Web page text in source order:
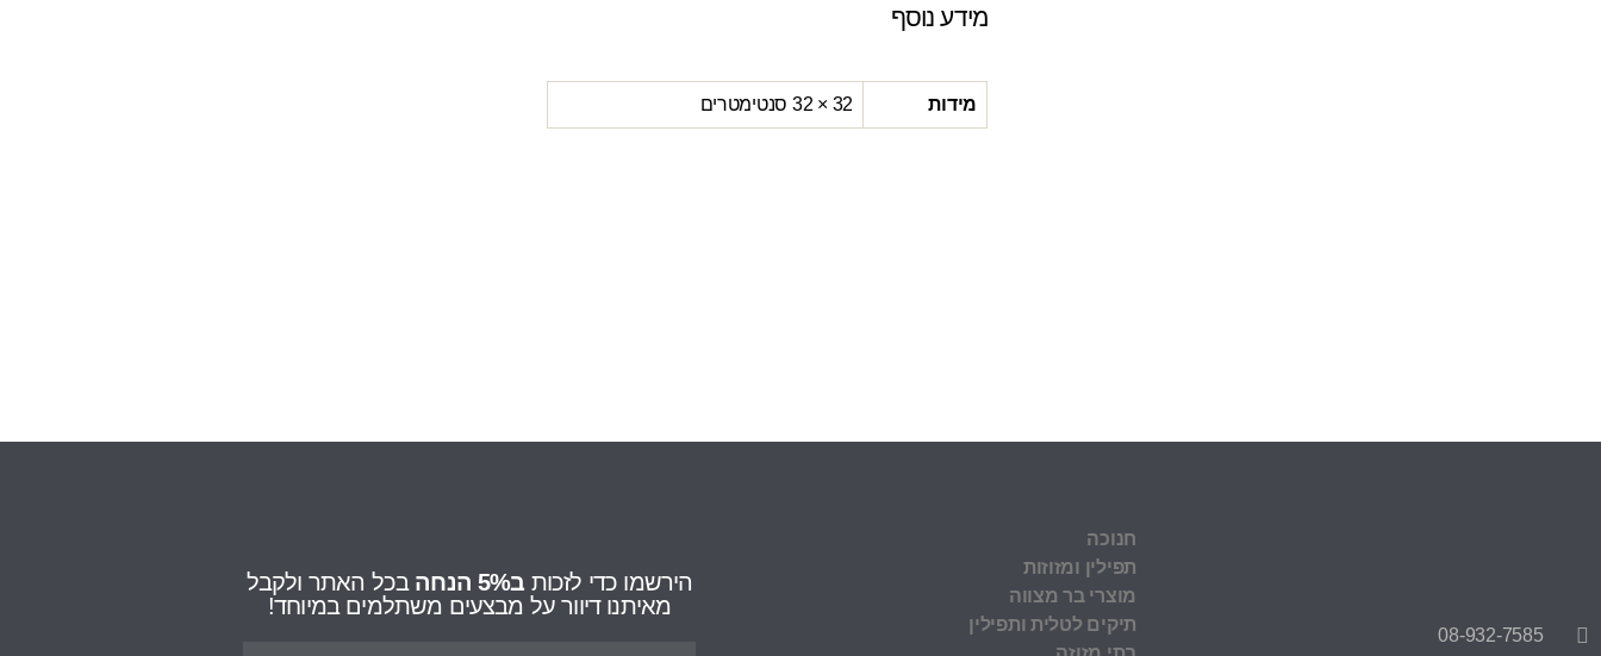
מידע נוסף
מידות 32 × 32 סנטימטרים
08-932-7585
חנוכה
תפילין ומזוזות
מוצרי בר מצווה
תיקים לטלית ותפילין
הירשמו כדי לזכות ב5% הנחה
בכל האתר ולקבל
מאיתנו דיוור על מבצעים משתלמים במיוחד!